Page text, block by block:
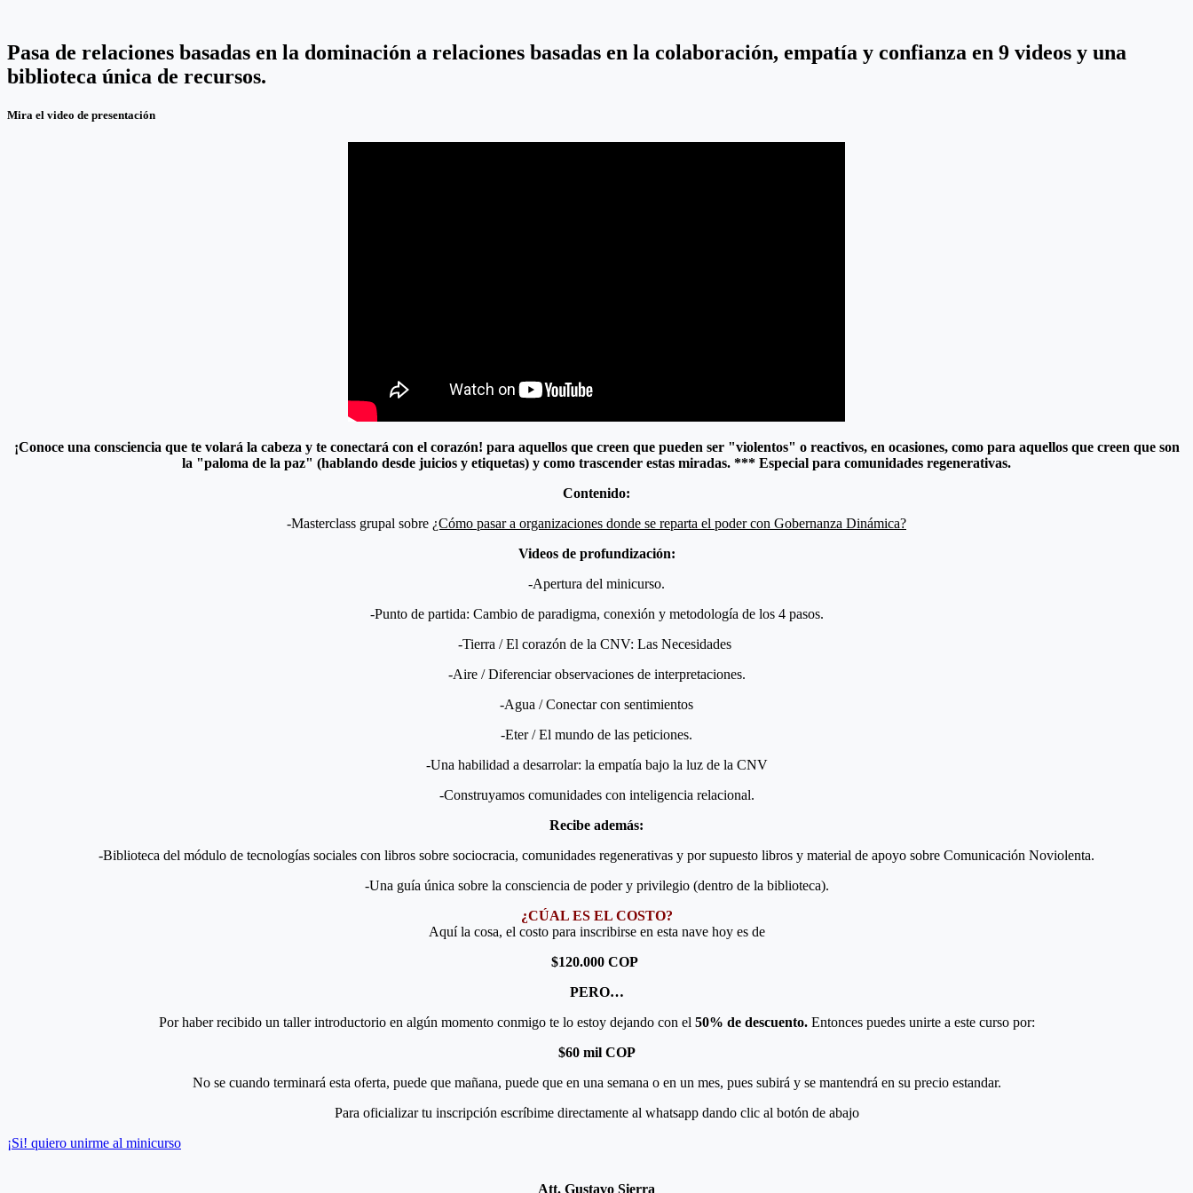
Pasa de relaciones basadas en la dominación a relaciones basadas en la colaboración, empatía y confianza en 9 videos y una
biblioteca única de recursos.
Mira el video de presentación
¡Conoce una consciencia que te volará la cabeza y te conectará con el corazón! para aquellos que creen que pueden ser "violentos" o reactivos, en ocasiones, como para aquellos que creen que son
la "paloma de la paz" (hablando desde juicios y etiquetas) y como trascender estas miradas. *** Especial para comunidades regenerativas.
Contenido:
-Masterclass grupal sobre ¿Cómo pasar a organizaciones donde se reparta el poder con Gobernanza Dinámica?
Videos de profundización:
-Apertura del minicurso.
-Punto de partida: Cambio de paradigma, conexión y metodología de los 4 pasos.
-Tierra / El corazón de la CNV: Las Necesidades
-Aire / Diferenciar observaciones de interpretaciones.
-Agua / Conectar con sentimientos
-Eter / El mundo de las peticiones.
-Una habilidad a desarrolar: la empatía bajo la luz de la CNV
-Construyamos comunidades con inteligencia relacional.
Recibe además:
-Biblioteca del módulo de tecnologías sociales con libros sobre sociocracia, comunidades regenerativas y por supuesto libros y material de apoyo sobre Comunicación Noviolenta.
-Una guía única sobre la consciencia de poder y privilegio (dentro de la biblioteca).
¿CÚAL ES EL COSTO?
Aquí la cosa, el costo para inscribirse en esta nave hoy es de
$120.000 COP
PERO…
Por haber recibido un taller introductorio en algún momento conmigo te lo estoy dejando con el 50% de descuento.Entonces puedes unirte a este curso por:
$60 mil COP
No se cuando terminará esta oferta, puede que mañana, puede que en una semana o en un mes, pues subirá y se mantendrá en su precio estandar.
Para oficializar tu inscripción escríbime directamente al whatsapp dando clic al botón de abajo
¡Si! quiero unirme al minicurso
Att. Gustavo Sierra